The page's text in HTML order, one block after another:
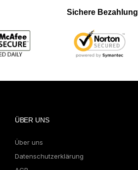
Sichere Bezahlung
ÜBER UNS
Über uns
Datenschutzerklärung